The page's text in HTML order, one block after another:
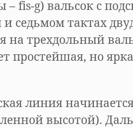
– fis-g) вальсок с
седьмом тактах
на трехдольный
простейшая, но
линия
высотой).